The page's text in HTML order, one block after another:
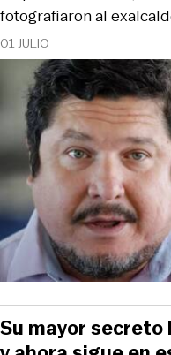
01 JULIO
fotografiaron al
Su mayor secreto